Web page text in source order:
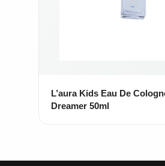
L’aura Kids Eau De
Dreamer 50ml